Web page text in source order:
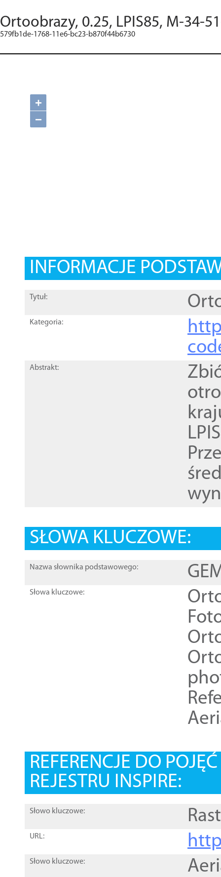
Ortoobrazy, 0.25, LPIS85, M-34-
579fb1de-1768-11e6-bc23-b870f44b6730
+
−
INFORMACJE
Tytuł:
Kategoria:
Abstrakt:
SŁOWA KLUCZOWE:
Nazwa słownika podstawowego:
Słowa kluczowe:
REFERENCJE DO
REJESTRU INSPIRE:
Słowo kluczowe:
URL:
Słowo kluczowe: